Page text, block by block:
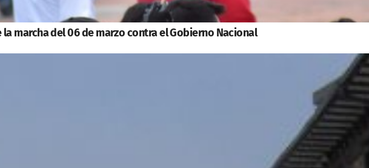
marcha del 06 de marzo contra el Gobierno Nacional